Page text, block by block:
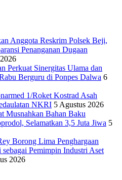
Anggota Reskrim Polsek Beji,
Penanganan Dugaan
Perkuat Sinergitas Ulama dan
Berguru di Ponpes Dalwa 6
1/Roket Kostrad Asah
NKRI 5 Agustus 2026
Musnahkan Bahan Baku
Selamatkan 3,5 Juta Jiwa 5
Borong Lima Penghargaan
Pemimpin Industri Aset
2026